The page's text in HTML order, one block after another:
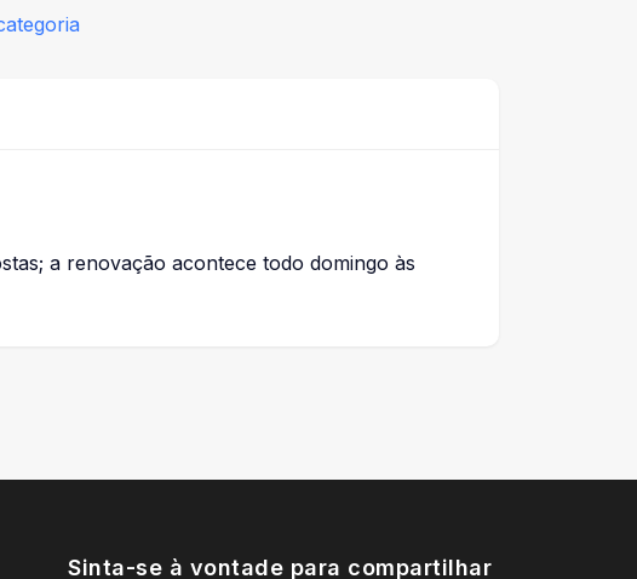
a renovação acontece todo domingo às
Sinta-se à vontade para compartilhar